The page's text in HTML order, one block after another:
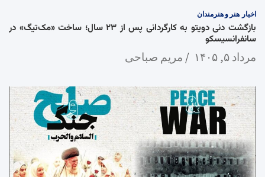
اخبار هنر و هنرمندان
بازگشت دنی دویتو به کارگردانی پس از ۲۳ سال؛ ساخت «مک‌تیگ» در
سانفرانسیسکو
مرداد ۵, ۱۴۰۵ مریم صباحی